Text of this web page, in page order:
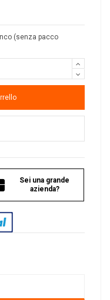
(senza pacco
Sei una grande
azienda?